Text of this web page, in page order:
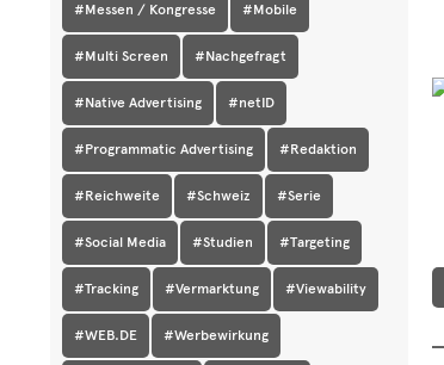
#Messen / Kongresse #Mobile
#Multi Screen #Nachgefragt
#Native Advertising #netID
#Programmatic Advertising #Redaktion
#Reichweite #Schweiz #Serie
#Social Media #Studien #Targeting
#Tracking #Vermarktung #Viewability
#WEB.DE #Werbewirkung